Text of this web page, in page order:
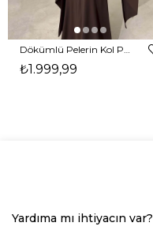
₺1.999,99
Yardıma mı ihtiyacın var?